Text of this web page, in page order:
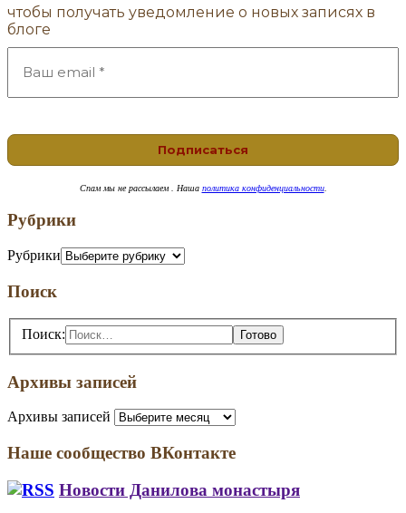
чтобы получать уведомление о новых записях в
блоге
Спам мы не рассылаем . Наша политика конфиденциальности.
Рубрики
Рубрики
Поиск
Поиск:
Архивы записей
Архивы записей
Наше сообщество ВКонтакте
Новости Данилова монастыря